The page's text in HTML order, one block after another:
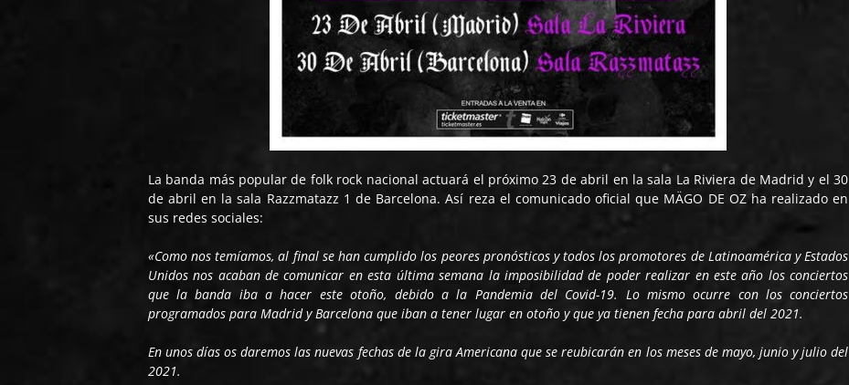
La banda más popular de folk rock nacional actuará el próximo 23 de abril en la sala La Riviera de Madrid y el 30
de abril en la sala Razzmatazz 1 de Barcelona. Así reza el comunicado oficial que MÄGO DE OZ ha realizado en
sus redes sociales:
«Como nos temíamos, al final se han cumplido los peores pronósticos y todos los promotores de Latinoamérica y Estados
Unidos nos acaban de comunicar en esta última semana la imposibilidad de poder realizar en este año los conciertos
que la banda iba a hacer este otoño, debido a la Pandemia del Covid-19. Lo mismo ocurre con los conciertos
programados para Madrid y Barcelona que iban a tener lugar en otoño y que ya tienen fecha para abril del 2021.
En unos días os daremos las nuevas fechas de la gira Americana que se reubicarán en los meses de mayo, junio y julio del
2021.